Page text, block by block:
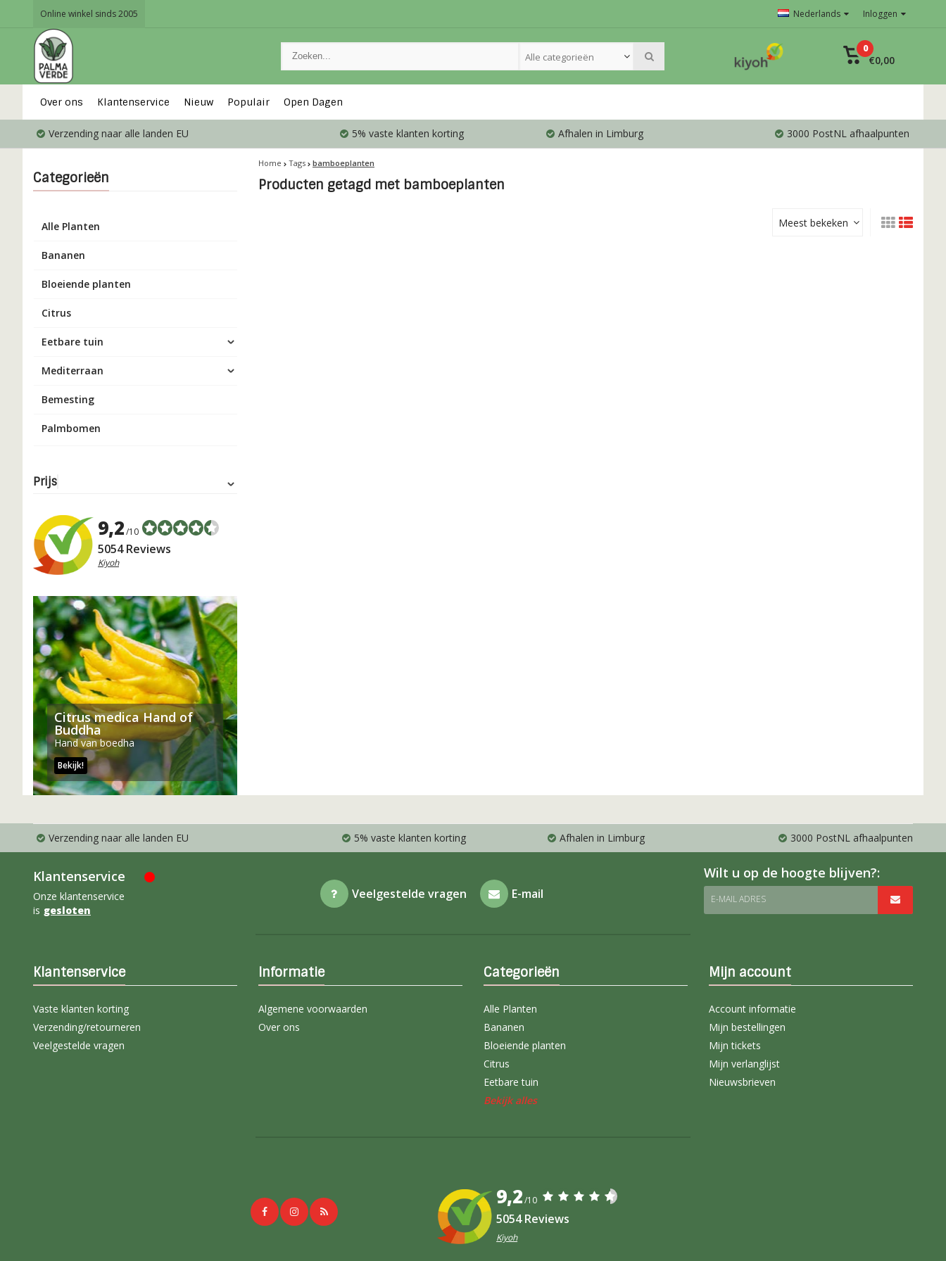
Online winkel sinds 2005 Nederlands Inloggen
Alle categorieën
0
€0,00
Over ons Klantenservice Nieuw Populair Open Dagen
Verzending naar alle landen EU 5% vaste klanten korting Afhalen in Limburg 3000 PostNL afhaalpunten
Categorieën
Alle Planten
Bananen
Bloeiende planten
Citrus
Eetbare tuin
Mediterraan
Bemesting
Palmbomen
Prijs
9,2/10
5054 Reviews
Kiyoh
Citrus medica Hand of
Buddha
Hand van boedha
Bekijk!
Home Tags bamboeplanten
Producten getagd met bamboeplanten
Meest bekeken
Verzending naar alle landen EU 5% vaste klanten korting Afhalen in Limburg 3000 PostNL afhaalpunten
Klantenservice
Onze klantenservice
is gesloten
Veelgestelde vragen E-mail
Wilt u op de hoogte blijven?:
E-MAIL ADRES
Klantenservice
Vaste klanten korting
Verzending/retourneren
Veelgestelde vragen
Informatie
Algemene voorwaarden
Over ons
Categorieën
Alle Planten
Bananen
Bloeiende planten
Citrus
Eetbare tuin
Bekijk alles
Mijn account
Account informatie
Mijn bestellingen
Mijn tickets
Mijn verlanglijst
Nieuwsbrieven
9,2/10
5054 Reviews
Kiyoh